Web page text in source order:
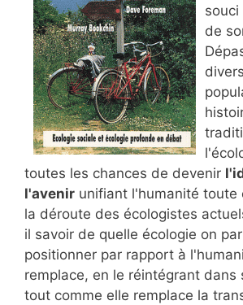
de
toutes les chances de devenir
l'avenir unifiant l'humanité toute
la déroute des écologistes
il savoir de quelle écologie on
positionner par rapport à
remplace, en le réintégrant dans
tout comme elle remplace la